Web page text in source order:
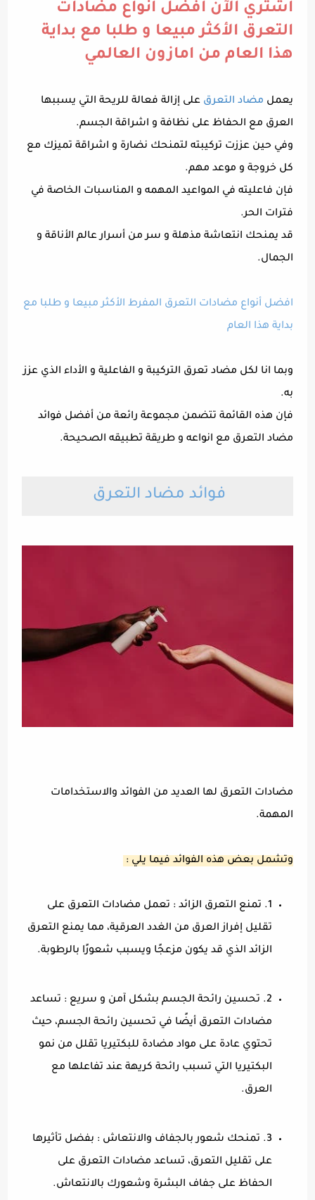
اشتري الآن أفضل انواع مضادات
التعرق الأكثر مبيعا و طلبا مع بداية
هذا العام من امازون العالمي
يعمل مضاد التعرق على إزالة فعالة للريحة التي يسببها
العرق مع الحفاظ على نظافة و اشراقة الجسم.
وفي حين عززت تركيبته لتمنحك نضارة و اشراقة تميزك مع
كل خروجة و موعد مهم.
فإن فاعليته في المواعيد المهمه و المناسبات الخاصة في
فترات الحر.
قد يمنحك انتعاشة مذهلة و سر من أسرار عالم الأناقة و
الجمال.
افضل أنواع مضادات التعرق المفرط الأكثر مبيعا و طلبا مع
بداية هذا العام
وبما انا لكل مضاد تعرق التركيبة و الفاعلية و الأداء الذي عزز
به.
فإن هذه القائمة تتضمن مجموعة رائعة من أفضل فوائد
مضاد التعرق مع انواعه و طريقة تطبيقه الصحيحة.
فوائد مضاد التعرق
مضادات التعرق لها العديد من الفوائد والاستخدامات
المهمة.
وتشمل بعض هذه الفوائد فيما يلي :
1. تمنع التعرق الزائد : تعمل مضادات التعرق على
تقليل إفراز العرق من الغدد العرقية، مما يمنع التعرق
الزائد الذي قد يكون مزعجًا ويسبب شعورًا بالرطوبة.
2. تحسين رائحة الجسم بشكل آمن و سريع : تساعد
مضادات التعرق أيضًا في تحسين رائحة الجسم، حيث
تحتوي عادة على مواد مضادة للبكتيريا تقلل من نمو
البكتيريا التي تسبب رائحة كريهة عند تفاعلها مع
العرق.
3. تمنحك شعور بالجفاف والانتعاش : بفضل تأثيرها
على تقليل التعرق، تساعد مضادات التعرق على
الحفاظ على جفاف البشرة وشعورك بالانتعاش.